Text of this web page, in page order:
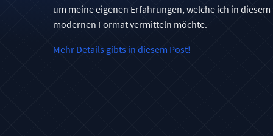
um meine eigenen Erfahrungen, welche ich in diesem
modernen Format vermitteln möchte.
Mehr Details gibts in diesem Post!